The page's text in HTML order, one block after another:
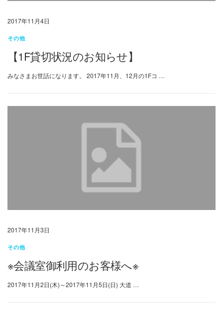
2017年11月4日
その他
【1F貸切状況のお知らせ】
みなさまお世話になります。 2017年11月、12月の1Fコ …
2017年11月3日
その他
※会議室御利用のお客様へ※
2017年11月2日(木)～2017年11月5日(日) 大道 …